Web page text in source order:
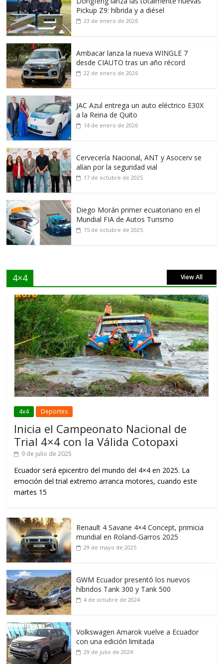
Pickup Z9: híbrida y a diésel
23 de enero de 2026
Ambacar lanza la nueva WINGLE 7
desde CIAUTO tras un año récord
22 de enero de 2026
JAC Azul entrega un auto eléctrico E30X
a la Reina de Quito
14 de enero de 2026
Cervecería Nacional, ANT y Asocerv se
alían por la seguridad vial
17 de octubre de 2025
Diego Morán primer ecuatoriano en el
Mundial FIA de Autos Turismo
15 de octubre de 2025
4×4 View All
4x4 Deportes
Inicia el Campeonato Nacional de
Trial 4×4 con la Válida Cotopaxi
9 de julio de 2025
Ecuador será epicentro del mundo del 4×4 en 2025. La
emoción del trial extremo arranca motores, cuando este
martes 15
Renault 4 Savane 4×4 Concept, primicia
mundial en Roland-Garros 2025
29 de mayo de 2025
GWM Ecuador presentó los nuevos
híbridos Tank 300 y Tank 500
4 de octubre de 2024
Volkswagen Amarok vuelve a Ecuador
con una edición limitada
29 de julio de 2024